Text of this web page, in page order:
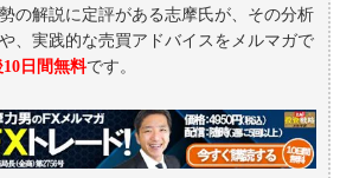
の解説に定評がある志摩氏が、その分析
、実践的な売買アドバイスをメルマガで
日間無料です。